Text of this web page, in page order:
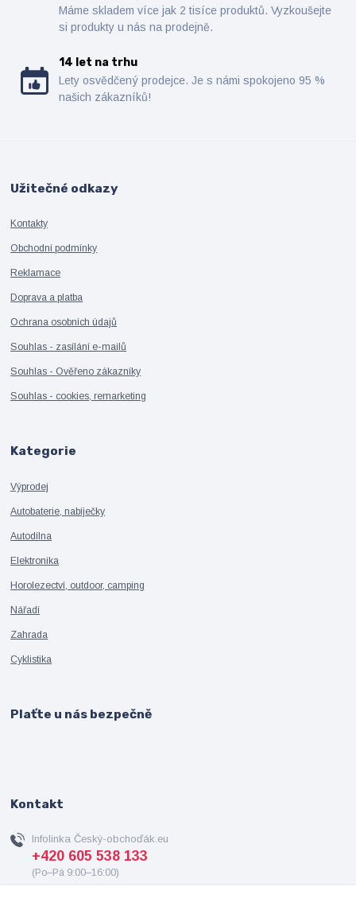
Máme skladem více jak 2 tisíce produktů. Vyzkoušejte
si produkty u nás na prodejně.
14 let na trhu
Lety osvědčený prodejce. Je s námi spokojeno 95 %
našich zákazníků!
Užitečné odkazy
Kontakty
Obchodní podmínky
Reklamace
Doprava a platba
Ochrana osobních údajů
Souhlas - zasílání e-mailů
Souhlas - Ověřeno zákazníky
Souhlas - cookies, remarketing
Kategorie
Výprodej
Autobaterie, nabíječky
Autodílna
Elektronika
Horolezectví, outdoor, camping
Nářadí
Zahrada
Cyklistika
Plaťte u nás bezpečně
Kontakt
Infolinka Český-obchoďák.eu
+420 605 538 133
(Po–Pá 9:00–16:00)